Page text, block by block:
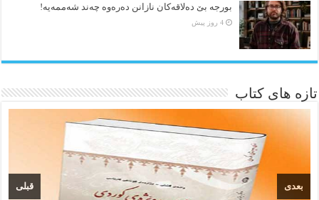
بورجە بێ دەلاقەکان نازانن دەرەوە چەند شەممەیە!
4 روز پیش
تازه های کتاب
قبلی بعدی